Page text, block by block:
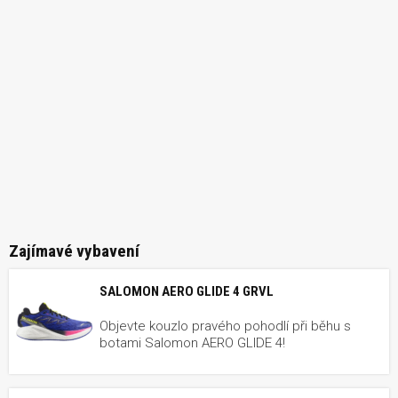
Zajímavé vybavení
SALOMON AERO GLIDE 4 GRVL
Objevte kouzlo pravého pohodlí při běhu s
botami Salomon AERO GLIDE 4!